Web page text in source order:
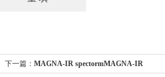
下一篇： MAGNA-IR spectormMAGNA-IR